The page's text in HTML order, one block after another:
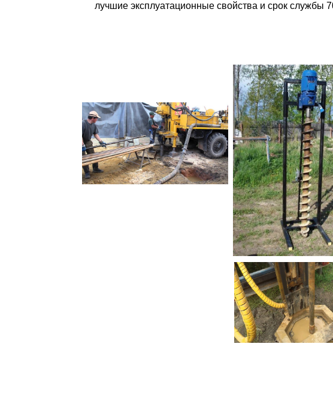
лучшие эксплуатационные свойства и срок службы